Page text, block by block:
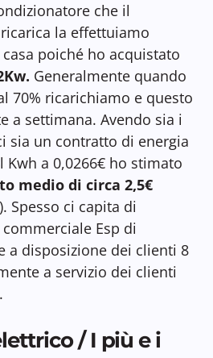
che il
la effettuiamo
poiché ho acquistato
Generalmente quando
70% ricarichiamo e questo
a settimana. Avendo sia i
sia un contratto di energia
Kwh a 0,0266€ ho stimato
medio di circa 2,5€
Spesso ci capita di
Esp di
a disposizione dei clienti 8
a servizio dei clienti
/ I più e i